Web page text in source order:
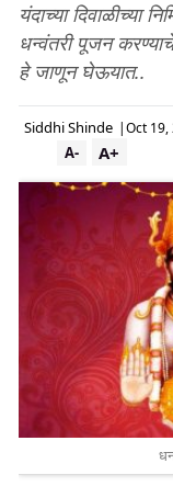
यंदाच्या दिवाळीच्या
धन्वंतरी पूजन
हे जाणून घेऊयात..
Siddhi Shinde |Oct 19,
A+
A-